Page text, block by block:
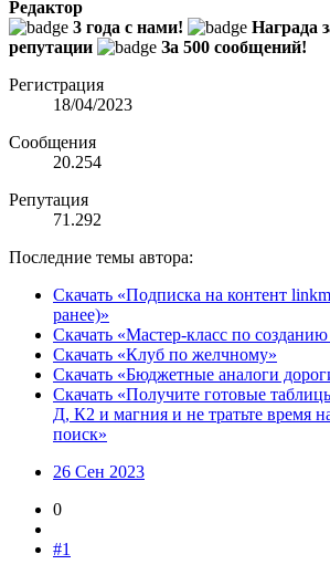
Редактор
3 года с нами!
Награда
репутации
За 500 сообщений!
Регистрация
18/04/2023
Сообщения
20.254
Репутация
71.292
Последние темы автора:
Скачать «Подписка на контент
ранее)»
Скачать «Мастер-класс по
Скачать «Клуб по желчному»
Скачать «Бюджетные аналоги
Скачать «Получите готовые
Д, К2 и магния и не тратьте время
поиск»
26 Сен 2023
0
#1